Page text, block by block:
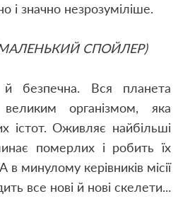
і значно незрозуміліше.
СПОЙЛЕР)
безпечна. Вся планета
організмом, яка
істот. Оживляє найбільші
померлих і робить їх
минулому керівників місії
все нові й нові скелети...